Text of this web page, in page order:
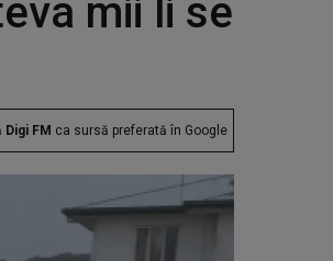
mii li se
Digi FM ca sursă preferată în Google